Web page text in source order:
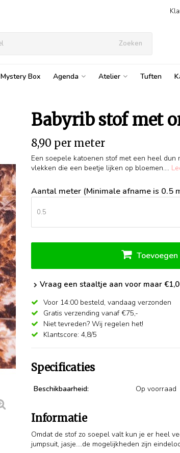
Zoeken
Mystery Box Agenda Atelier Tuften
Babyrib stof met
8,90 per meter
Een soepele katoenen stof met een heel
vlekken die een beetje lijken op bloemen....
Aantal meter (Minimale afname is 0.5
Vraag een staaltje aan voor maar
Voor 14:00 besteld, vandaag verzonden
Gratis verzending vanaf €75,-
Niet tevreden? Wij regelen het!
Klantscore: 4,8/5
Specificaties
Beschikbaarheid: Op voorraad
Informatie
Omdat de stof zo soepel valt kun je er heel
jumpsuit, jasje....de mogelijkheden zijn